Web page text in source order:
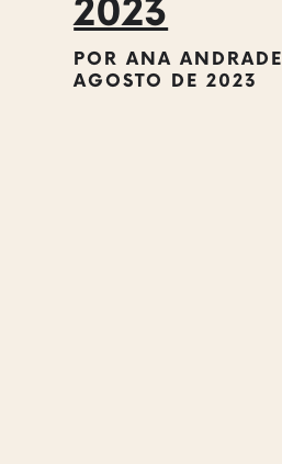
2023
PORANA ANDRADE
AGOSTO DE 2023